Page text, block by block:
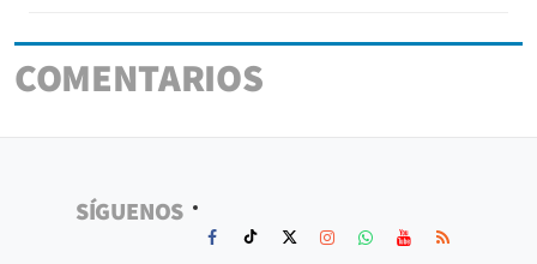
COMENTARIOS
SÍGUENOS